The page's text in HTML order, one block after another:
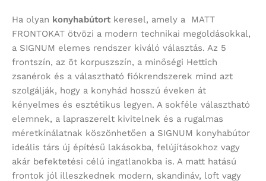
Ha olyan konyhabútort keresel, amely a MATT
FRONTOKAT ötvözi a modern technikai megoldásokkal,
a SIGNUM elemes rendszer kiváló választás. Az 5
frontszín, az öt korpuszszín, a minőségi Hettich
zsanérok és a választható fiókrendszerek mind azt
szolgálják, hogy a konyhád hosszú éveken át
kényelmes és esztétikus legyen. A sokféle választható
elemnek, a lapraszerelt kivitelnek és a rugalmas
méretkínálatnak köszönhetően a SIGNUM konyhabútor
ideális társ új építésű lakásokba, felújításokhoz vagy
akár befektetési célú ingatlanokba is. A matt hatású
frontok jól illeszkednek modern, skandináv, loft vagy